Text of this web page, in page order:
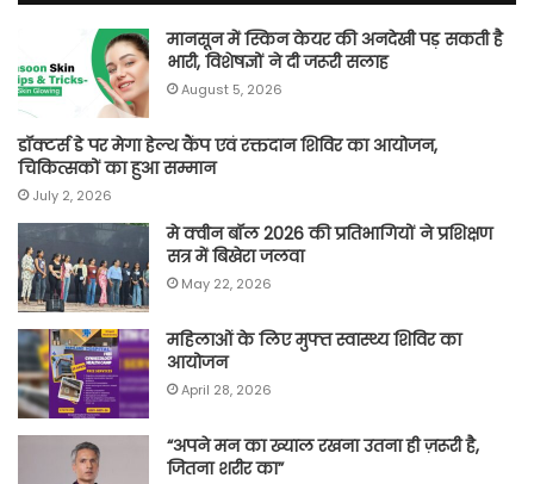
मानसून में स्किन केयर की अनदेखी पड़ सकती है
भारी, विशेषज्ञों ने दी जरूरी सलाह
August 5, 2026
डॉक्टर्स डे पर मेगा हेल्थ कैंप एवं रक्तदान शिविर का आयोजन,
चिकित्सकों का हुआ सम्मान
July 2, 2026
मे क्वीन बॉल 2026 की प्रतिभागियों ने प्रशिक्षण
सत्र में बिखेरा जलवा
May 22, 2026
महिलाओं के लिए मुफ्त स्वास्थ्य शिविर का
आयोजन
April 28, 2026
“अपने मन का ख्याल रखना उतना ही ज़रूरी है,
जितना शरीर का”